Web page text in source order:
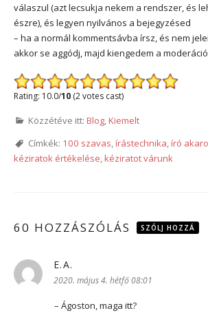
válaszul (azt lecsukja nekem a rendszer, és
észre), és legyen nyilvános a bejegyzésed
– ha a normál kommentsávba írsz, és nem
akkor se aggódj, majd kiengedem a
Rating: 10.0/10 (2 votes cast)
Közzétéve itt: Blog,Kiemelt
Címkék: 100 szavas,írástechnika,író
kéziratok értékelése,kéziratot várunk
60 HOZZÁSZÓLÁS SZÓLJ HOZZÁ
E.A.
2020. május 4. hétfő 08:01
– Ágoston, maga itt?